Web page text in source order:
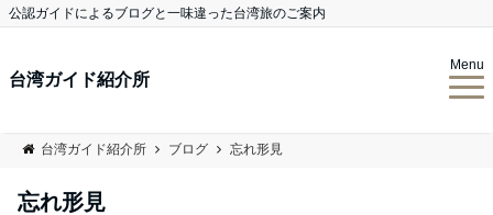
公認ガイドによるブログと一味違った台湾旅のご案内
台湾ガイド紹介所
Menu
台湾ガイド紹介所 ブログ 忘れ形見
忘れ形見